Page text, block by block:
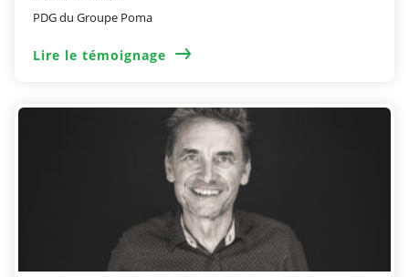
PDG du Groupe Poma
Lire le témoignage